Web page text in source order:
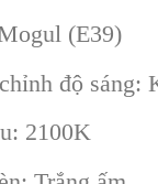
(E39)
độ sáng:
2100K